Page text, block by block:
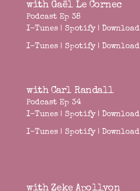
with Gaël Le Cornec
Podcast Ep 38
I-Tunes | Spotify| Download
I-Tunes | Spotify| Download
with Carl Randall
Podcast Ep 34
I-Tunes | Spotify| Download
I-Tunes | Spotify| Download
with Zeke Apollyon